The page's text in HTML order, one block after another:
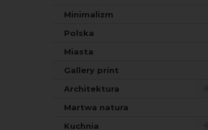
Minimalizm
Polska
Miasta
Gallery print
Architektura
Martwa natura
Kuchnia